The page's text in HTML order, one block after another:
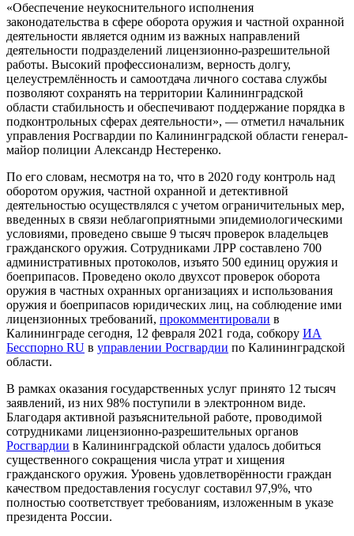
«Обеспечение неукоснительного исполнения
законодательства в сфере оборота оружия и частной охранной
деятельности является одним из важных направлений
деятельности подразделений лицензионно-разрешительной
работы. Высокий профессионализм, верность долгу,
целеустремлённость и самоотдача личного состава службы
позволяют сохранять на территории Калининградской
области стабильность и обеспечивают поддержание порядка в
подконтрольных сферах деятельности», — отметил начальник
управления Росгвардии по Калининградской области генерал-
майор полиции Александр Нестеренко.
По его словам, несмотря на то, что в 2020 году контроль над
оборотом оружия, частной охранной и детективной
деятельностью осуществлялся с учетом ограничительных мер,
введенных в связи неблагоприятными эпидемиологическими
условиями, проведено свыше 9 тысяч проверок владельцев
гражданского оружия. Сотрудниками ЛРР составлено 700
административных протоколов, изъято 500 единиц оружия и
боеприпасов. Проведено около двухсот проверок оборота
оружия в частных охранных организациях и использования
оружия и боеприпасов юридических лиц, на соблюдение ими
лицензионных требований, прокомментировали в
Калининграде сегодня, 12 февраля 2021 года, собкору ИА
Бесспорно RU в управлении Росгвардии по Калининградской
области.
В рамках оказания государственных услуг принято 12 тысяч
заявлений, из них 98% поступили в электронном виде.
Благодаря активной разъяснительной работе, проводимой
сотрудниками лицензионно-разрешительных органов
Росгвардии в Калининградской области удалось добиться
существенного сокращения числа утрат и хищения
гражданского оружия. Уровень удовлетворённости граждан
качеством предоставления госуслуг составил 97,9%, что
полностью соответствует требованиям, изложенным в указе
президента России.